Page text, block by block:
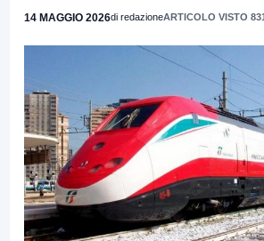
14 MAGGIO 2026di redazioneARTICOLO VISTO